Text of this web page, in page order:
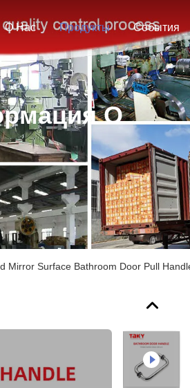
О Нас Продукты События
О
Mirror Surface Bathroom Door Pull